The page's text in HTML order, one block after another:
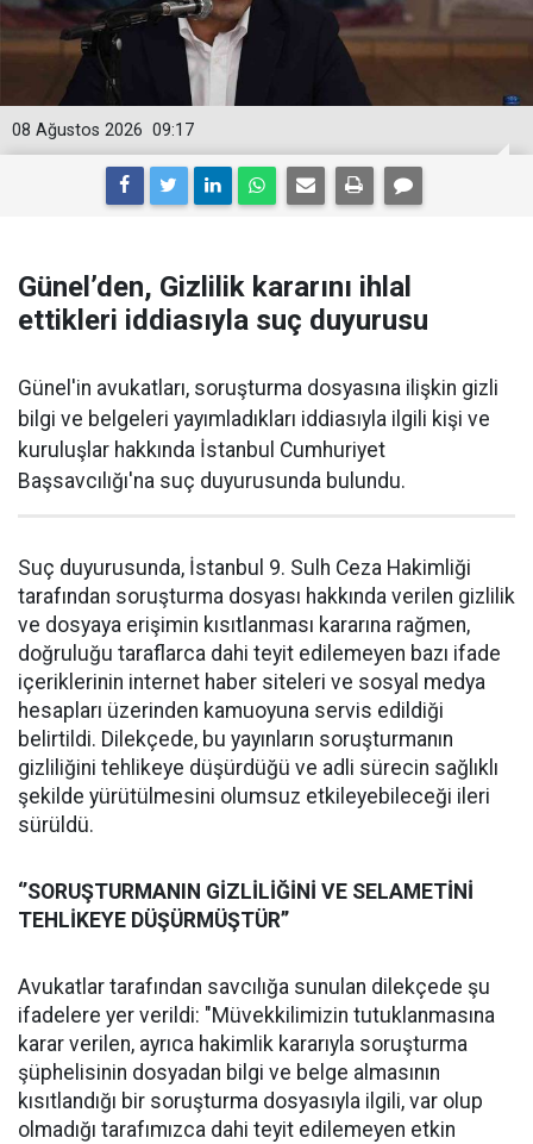
09:17
08 Ağustos 2026
Günel’den, Gizlilik kararını ihlal
ettikleri iddiasıyla suç duyurusu
Günel'in avukatları, soruşturma dosyasına ilişkin gizli
bilgi ve belgeleri yayımladıkları iddiasıyla ilgili kişi ve
kuruluşlar hakkında İstanbul Cumhuriyet
Başsavcılığı'na suç duyurusunda bulundu.
Suç duyurusunda, İstanbul 9. Sulh Ceza Hakimliği
tarafından soruşturma dosyası hakkında verilen gizlilik
ve dosyaya erişimin kısıtlanması kararına rağmen,
doğruluğu taraflarca dahi teyit edilemeyen bazı ifade
içeriklerinin internet haber siteleri ve sosyal medya
hesapları üzerinden kamuoyuna servis edildiği
belirtildi. Dilekçede, bu yayınların soruşturmanın
gizliliğini tehlikeye düşürdüğü ve adli sürecin sağlıklı
şekilde yürütülmesini olumsuz etkileyebileceği ileri
sürüldü.
‘’SORUŞTURMANIN GİZLİLİĞİNİ VE SELAMETİNİ
TEHLİKEYE DÜŞÜRMÜŞTÜR’’
Avukatlar tarafından savcılığa sunulan dilekçede şu
ifadelere yer verildi: "Müvekkilimizin tutuklanmasına
karar verilen, ayrıca hakimlik kararıyla soruşturma
şüphelisinin dosyadan bilgi ve belge almasının
kısıtlandığı bir soruşturma dosyasıyla ilgili, var olup
olmadığı tarafımızca dahi teyit edilemeyen etkin